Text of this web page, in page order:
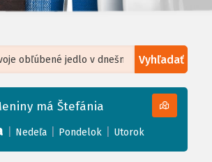
Vyhľadať
, Tiles courtesy ofHumanitarian OpenStreetMap
má Štefánia
Nedeľa Pondelok Utorok